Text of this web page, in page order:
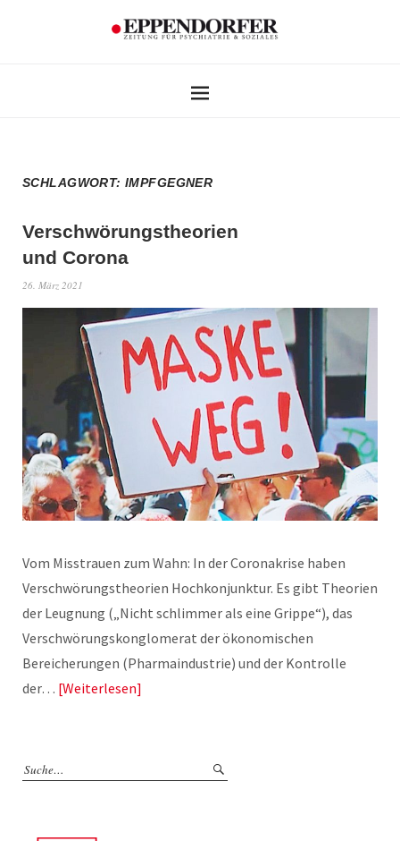
SCHLAGWORT:IMPFGEGNER
Verschwörungstheorien
und Corona
26. März 2021
Vom Misstrauen zum Wahn: In der Coronakrise haben
Verschwörungstheorien Hochkonjunktur. Es gibt Theorien
der Leugnung („Nicht schlimmer als eine Grippe“), das
Verschwörungskonglomerat der ökonomischen
Bereicherungen (Pharmaindustrie) und der Kontrolle
der… Weiterlesen